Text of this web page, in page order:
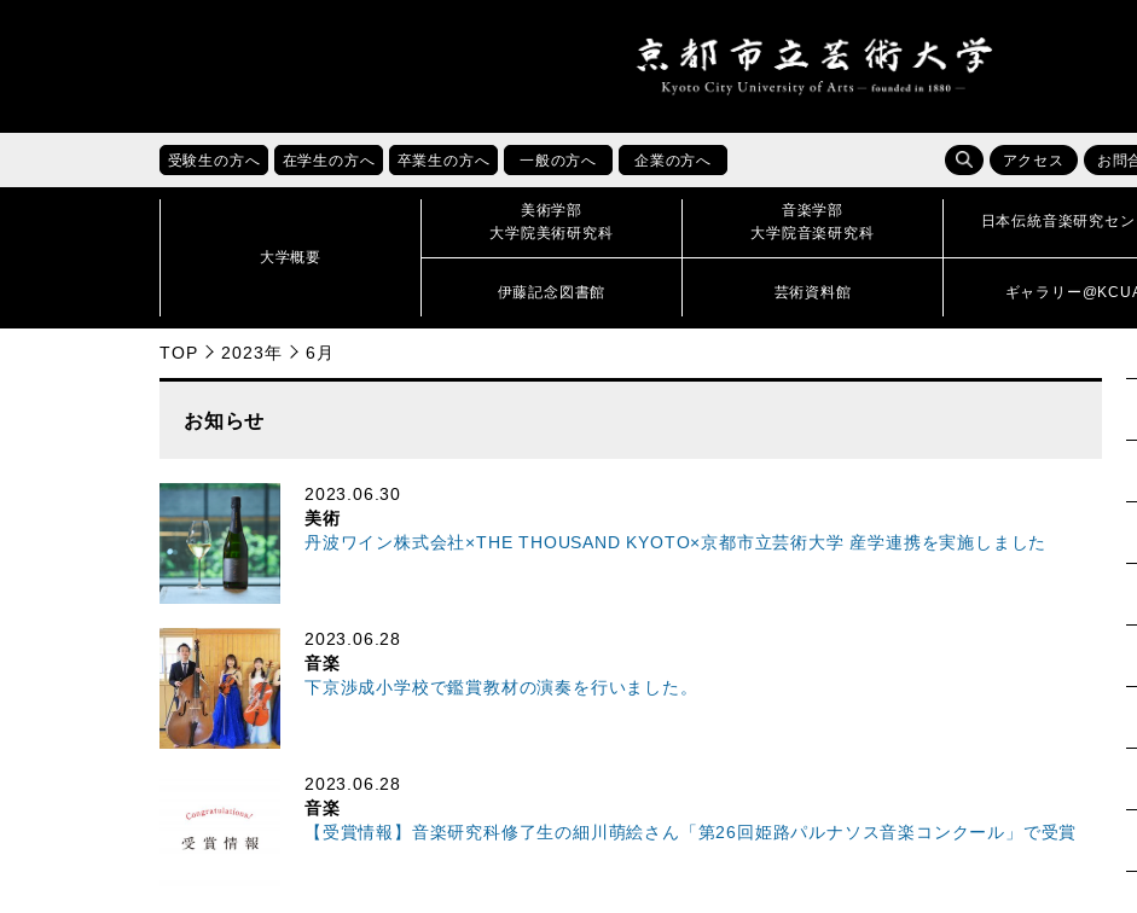
受験生の方へ 在学生の方へ 卒業生の方へ 一般の方へ 企業の方へ アクセス お問
大学概要
美術学部
大学院美術研究科
音楽学部
大学院音楽研究科
日本伝統音楽研究セン
伊藤記念図書館 芸術資料館 ギャラリー
TOP 2023年 6月
お知らせ
2023.06.30
美術
丹波ワイン株式会社×THE THOUSAND KYOTO×京都市立芸術大学 産学連携を実施しました
2023.06.28
音楽
下京渉成小学校で鑑賞教材の演奏を行いました。
2023.06.28
音楽
【受賞情報】音楽研究科修了生の細川萌絵さん「第26回姫路パルナソス音楽コンクール」で受賞